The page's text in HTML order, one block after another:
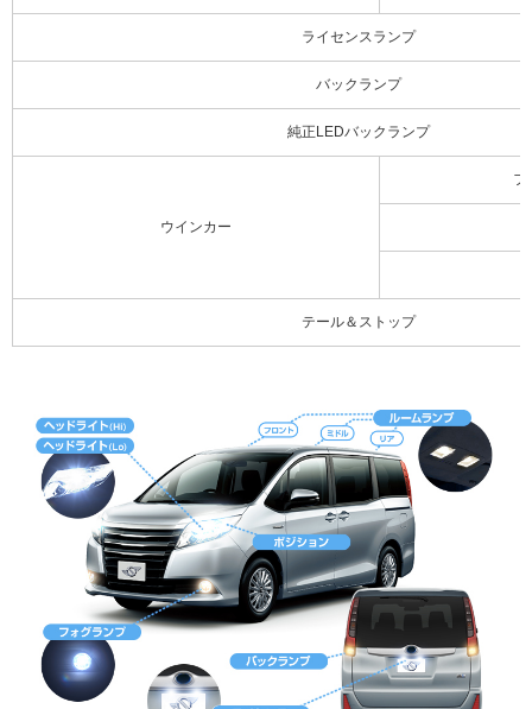
ライセンスランプ
バックランプ
純正LEDバックランプ
ウインカー
フ
テール＆ストップ